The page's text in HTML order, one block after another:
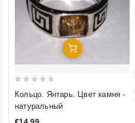
Добавить В Корзину
Кольцо. Янтарь. Цвет камня -
натуральный